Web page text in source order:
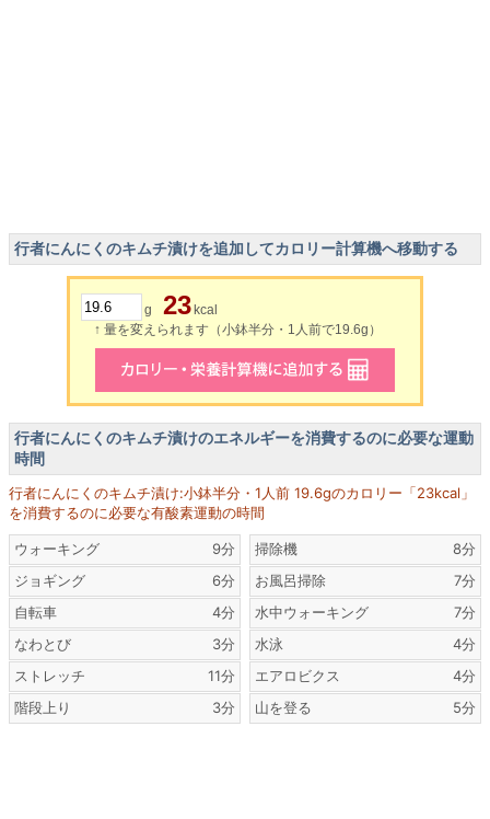
行者にんにくのキムチ漬けを追加してカロリー計算機へ移動する
g 23 kcal
↑ 量を変えられます（小鉢半分・1人前で19.6g）
行者にんにくのキムチ漬けのエネルギーを消費するのに必要な運動
時間
行者にんにくのキムチ漬け:小鉢半分・1人前 19.6gのカロリー「23kcal」
を消費するのに必要な有酸素運動の時間
ウォーキング
9分
ジョギング
6分
自転車
4分
なわとび
3分
ストレッチ
11分
階段上り
3分
掃除機
8分
お風呂掃除
7分
水中ウォーキング
7分
水泳
4分
エアロビクス
4分
山を登る
5分